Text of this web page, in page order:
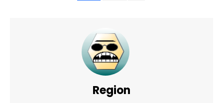
Region